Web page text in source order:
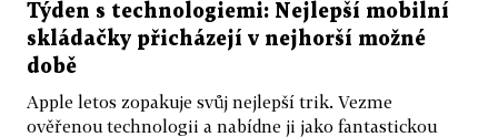
Týden s technologiemi: Nejlepší mobilní
skládačky přicházejí v nejhorší možné
době
Apple letos zopakuje svůj nejlepší trik. Vezme
ověřenou technologii a nabídne ji jako fantastickou